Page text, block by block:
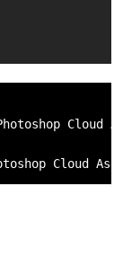
Cloud
Cloud